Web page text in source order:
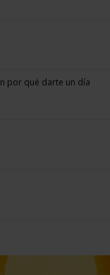
por qué darte un día